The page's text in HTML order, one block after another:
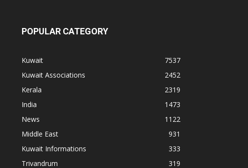
POPULAR CATEGORY
Kuwait
7537
Kuwait Associations
2452
Kerala
2319
India
1473
News
1122
Middle East
931
Kuwait Informations
333
Trivandrum
319